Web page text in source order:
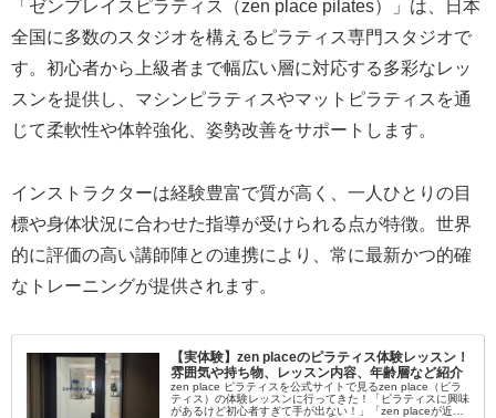
「ゼンプレイスピラティス（zen place pilates）」は、日本
全国に多数のスタジオを構えるピラティス専門スタジオで
す。初心者から上級者まで幅広い層に対応する多彩なレッ
スンを提供し、マシンピラティスやマットピラティスを通
じて柔軟性や体幹強化、姿勢改善をサポートします。
インストラクターは経験豊富で質が高く、一人ひとりの目
標や身体状況に合わせた指導が受けられる点が特徴。世界
的に評価の高い講師陣との連携により、常に最新かつ的確
なトレーニングが提供されます。
【実体験】zen placeのピラティス体験レッスン！
雰囲気や持ち物、レッスン内容、年齢層など紹介
zen place ピラティスを公式サイトで見るzen place（ピラ
ティス）の体験レッスンに行ってきた！「ピラティスに興味
があるけど初心者すぎて手が出ない！」「zen placeが近く